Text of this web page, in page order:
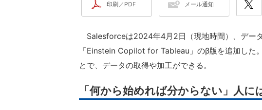
印刷／PDF メール通知
Salesforceは2024年4月2日（現地時間）、デー
「Einstein Copilot for Tableau」のβ版を追加した
とで、データの取得や加工ができる。
「何から始めれば分からない」人に